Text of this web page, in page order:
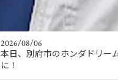
2026/08/08
本日、大手運輸会社主催のち
2026/08/06
本日、別府市のホンダドリー
に！